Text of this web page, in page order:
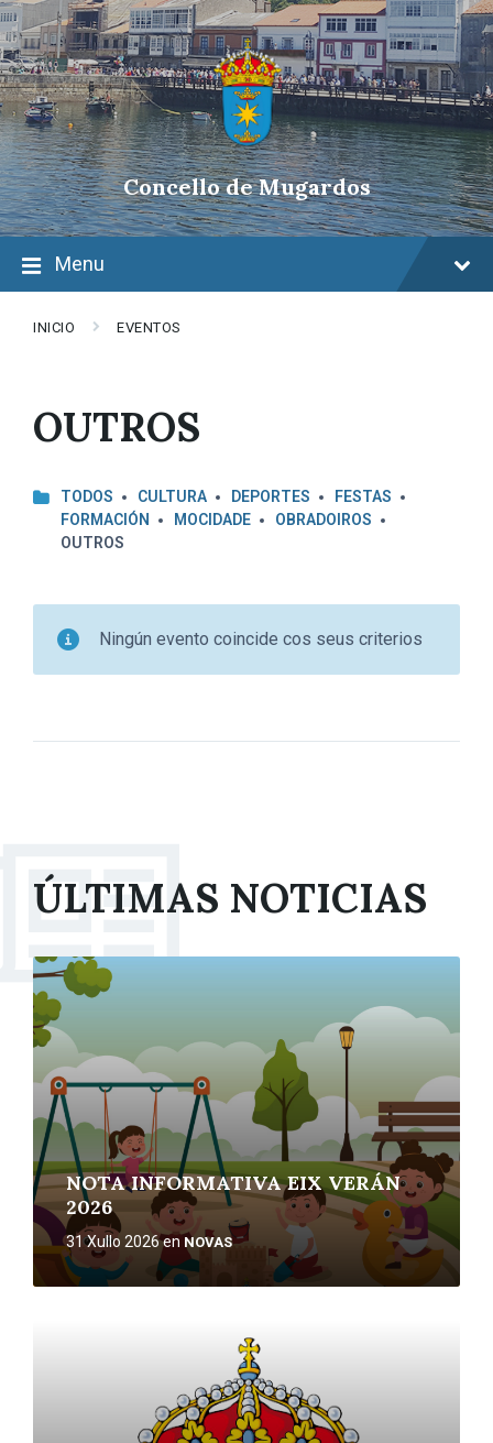
Skip
to
content
Skip
to
main
navigation
Skip
to
footer
Concello de Mugardos
Menu
INICIO EVENTOS
OUTROS
TODOS CULTURA DEPORTES
FESTAS
FORMACIÓN
MOCIDADE
OBRADOIROS
OUTROS
Ningún evento coincide cos seus criterios
ÚLTIMAS NOTICIAS
NOTA INFORMATIVA EIX VERÁN
2026
31 Xullo 2026en NOVAS
More